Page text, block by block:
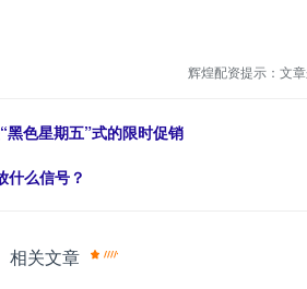
辉煌配资提示：文
色星期五”式的限时促销
什么信号？
相关文章